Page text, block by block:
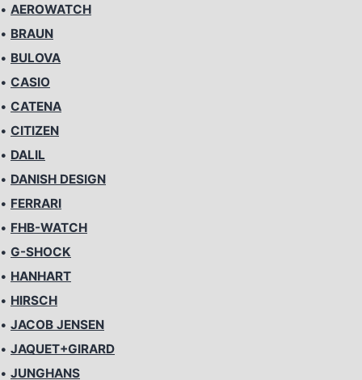
• AEROWATCH
• BRAUN
• BULOVA
• CASIO
• CATENA
• CITIZEN
• DALIL
• DANISH DESIGN
• FERRARI
• FHB-WATCH
• G-SHOCK
• HANHART
• HIRSCH
• JACOB JENSEN
• JAQUET+GIRARD
• JUNGHANS